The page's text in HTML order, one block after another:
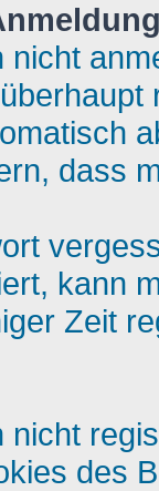
nicht
dass
kann
Zeit
nicht
des